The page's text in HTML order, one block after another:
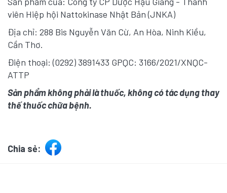
viên Hiệp hội Nattokinase Nhật Bản (JNKA)
Địa chỉ: 288 Bis Nguyễn Văn Cừ, An Hòa, Ninh Kiều,
Cần Thơ.
Điện thoại: (0292) 3891433 GPQC: 3166/2021/XNQC-
ATTP
Sản phẩm không phải là thuốc, không có tác dụng thay
thế thuốc chữa bệnh.
Chia sẻ: